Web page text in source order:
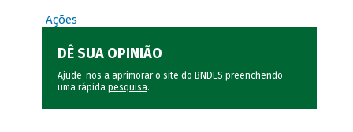
Ações
DÊ SUA OPINIÃO
Ajude-nos a aprimorar o site do BNDES preenchendo
uma rápida pesquisa.